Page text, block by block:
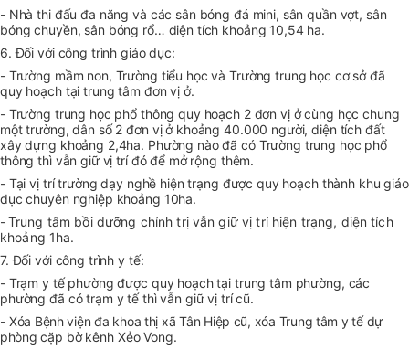
- Nhà thi đấu đa năng và các sân bóng đá mini, sân quần vợt, sân
bóng chuyền, sân bóng rổ… diện tích khoảng 10,54 ha.
6. Đối với công trình giáo dục:
- Trường mầm non, Trường tiểu học và Trường trung học cơ sở đã
quy hoạch tại trung tâm đơn vị ở.
- Trường trung học phổ thông quy hoạch 2 đơn vị ở cùng học chung
một trường, dân số 2 đơn vị ở khoảng 40.000 người, diện tích đất
xây dựng khoảng 2,4ha. Phường nào đã có Trường trung học phổ
thông thì vẫn giữ vị trí đó để mở rộng thêm.
- Tại vị trí trường dạy nghề hiện trạng được quy hoạch thành khu giáo
dục chuyên nghiệp khoảng 10ha.
-Trung tâm bồi dưỡng chính trị vẫn giữ vị trí hiện trạng, diện tích
khoảng 1ha.
7. Đối với công trình y tế:
- Trạm y tế phường được quy hoạch tại trung tâm phường, các
phường đã có trạm y tế thì vẫn giữ vị trí cũ.
- Xóa Bệnh viện đa khoa thị xã Tân Hiệp cũ, xóa Trung tâm y tế dự
phòngcặp bờ kênh Xẻo Vong.